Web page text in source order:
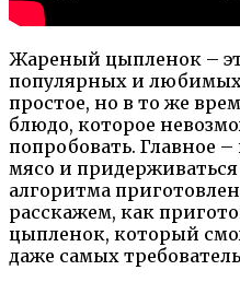
Жареный цыпленок –
популярных и любимых
простое, но в то же
блюдо, которое
попробовать. Главное
мясо и
алгоритма
расскажем, как
цыпленок, который
даже самых